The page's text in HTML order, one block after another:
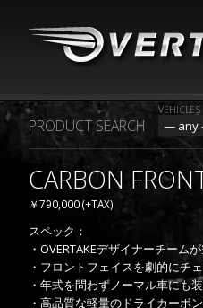
PRODUCT SEARCH
VEHICLES
CARBON
￥790,000 (+TAX)
スペック：
・OVERTAKEデザイナーチーム
・フロントフェイスを劇的にチ
・年式を問わずノーマル車にも装
・高品質な軽量のドライカーボ